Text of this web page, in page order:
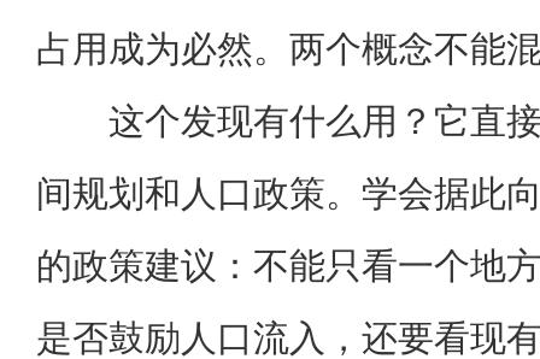
占用成为必然。两个概念不能
这个发现有什么用？它直
间规划和人口政策。学会据此
的政策建议：不能只看一个地
是否鼓励人口流入，还要看现